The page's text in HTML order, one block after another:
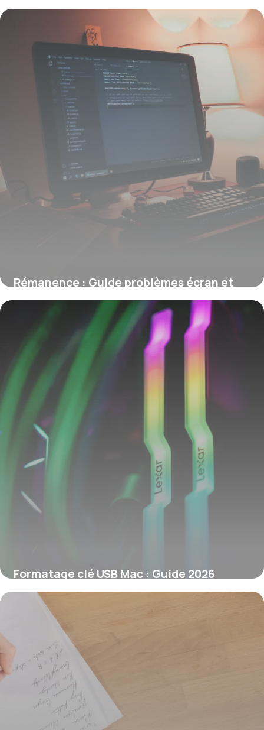
9 juin 2026
Rémanence : Guide problèmes écran et
solutions
Formatage clé USB Mac : Guide 2026
7 juin 2026